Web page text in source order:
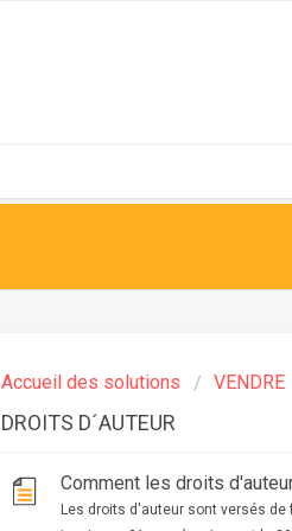
Accueil des solutions VENDRE
DROITS D´AUTEUR
Comment les droits
Les droits d'auteur sont versés